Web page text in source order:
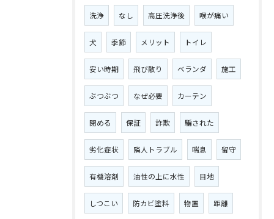
洗浄 なし 高圧洗浄後 喉が痛い
犬 季節 メリット トイレ
安い時期 飛び散り ベランダ 施工
ぶつぶつ なぜ必要 カーテン
閉める 保証 詐欺 騙された
劣化症状 隣人トラブル 喘息 留守
有機溶剤 油性の上に水性 目地
しつこい 防カビ塗料 物置 距離